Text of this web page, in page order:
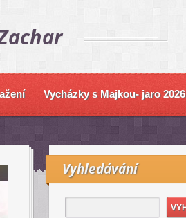
Vycházky s Majkou- jaro 2026
Vyhledávání